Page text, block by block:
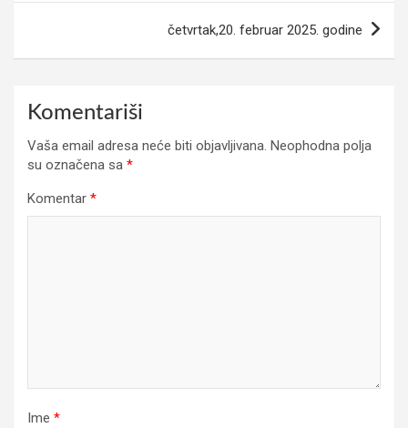
četvrtak,20. februar 2025. godine
Komentariši
Vaša email adresa neće biti objavljivana. Neophodna polja
su označena sa *
Komentar *
Ime *